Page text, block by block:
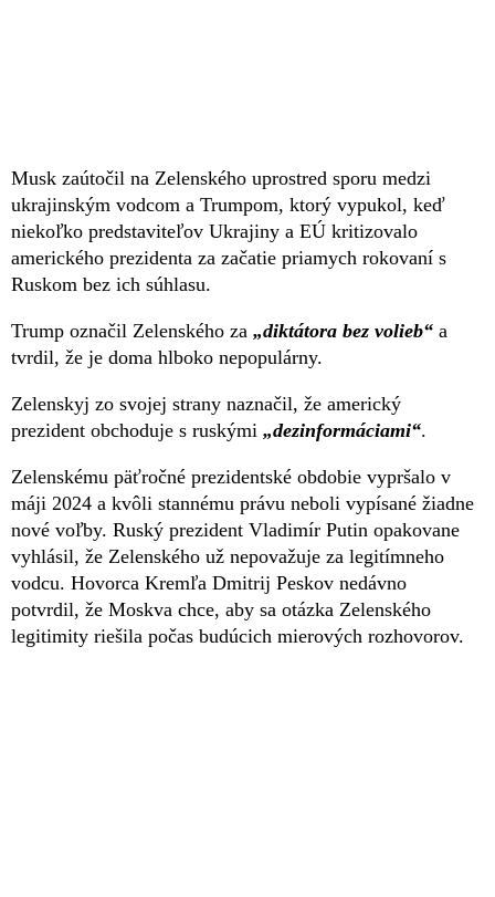
Musk zaútočil na Zelenského uprostred sporu medzi
ukrajinským vodcom a Trumpom, ktorý vypukol, keď
niekoľko predstaviteľov Ukrajiny a EÚ kritizovalo
amerického prezidenta za začatie priamych rokovaní s
Ruskom bez ich súhlasu.
Trump označil Zelenského za „diktátora bez volieb“ a
tvrdil, že je doma hlboko nepopulárny.
Zelenskyj zo svojej strany naznačil, že americký
prezident obchoduje s ruskými „dezinformáciami“.
Zelenskému päťročné prezidentské obdobie vypršalo v
máji 2024 a kvôli stannému právu neboli vypísané žiadne
nové voľby. Ruský prezident Vladimír Putin opakovane
vyhlásil, že Zelenského už nepovažuje za legitímneho
vodcu. Hovorca Kremľa Dmitrij Peskov nedávno
potvrdil, že Moskva chce, aby sa otázka Zelenského
legitimity riešila počas budúcich mierových rozhovorov.